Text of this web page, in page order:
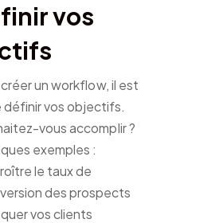
vos
un workflow, il est
définir vos objectifs.
vous accomplir ?
exemples :
le taux de
des prospects
vos clients